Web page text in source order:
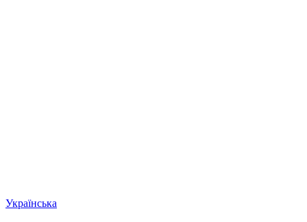
Українська